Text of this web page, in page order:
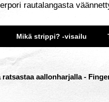
rautalangasta
Mikä strippi? -visailu
aallonharjalla -